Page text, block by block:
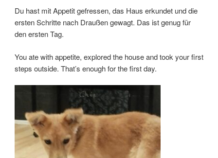
Du hast mit Appetit gefressen, das Haus erkundet und die
ersten Schritte nach Draußen gewagt. Das ist genug für
den ersten Tag.
You ate with appetite, explored the house and took your first
steps outside. That’s enough for the first day.